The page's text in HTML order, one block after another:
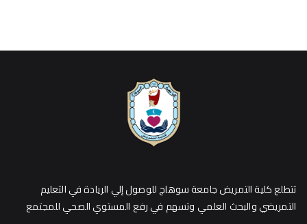
تتطلع كلية التمريض جامعة سوهاج للوصول إلي الريادة في التعليم
التمريضي والبحث العلمي وتسهم في رفع المستوي الصحي للمجتمع